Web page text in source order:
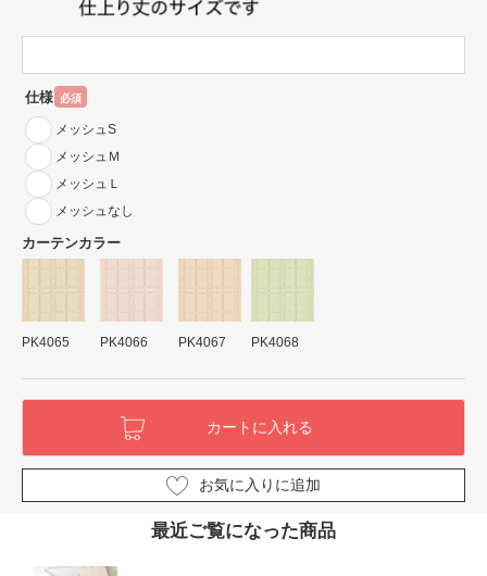
仕様 必須
メッシュS
メッシュＭ
メッシュＬ
メッシュなし
カーテンカラー
PK4065 PK4066 PK4067 PK4068
お気に入りに追加
最近ご覧になった商品